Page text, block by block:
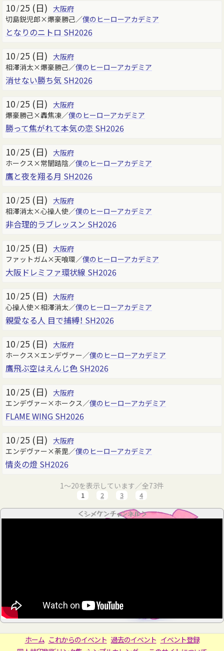
10 /25 (日) 大阪府
切島鋭児郎×爆豪勝己／僕のヒーローアカデミア
となりのニトロ SH2026
10 /25 (日) 大阪府
相澤消太×爆豪勝己／僕のヒーローアカデミア
消せない勝ち気 SH2026
10 /25 (日) 大阪府
爆豪勝己×轟焦凍／僕のヒーローアカデミア
勝って焦がれて本気の恋 SH2026
10 /25 (日) 大阪府
ホークス×常闇踏陰／僕のヒーローアカデミア
鷹と夜を翔る月 SH2026
10 /25 (日) 大阪府
相澤消太×心操人使／僕のヒーローアカデミア
非合理的ラブレッスン SH2026
10 /25 (日) 大阪府
ファットガム×天喰環／僕のヒーローアカデミア
大阪ドレミファ環状線 SH2026
10 /25 (日) 大阪府
心操人使×相澤消太／僕のヒーローアカデミア
親愛なる人 目で捕縛！ SH2026
10 /25 (日) 大阪府
ホークス×エンデヴァー／僕のヒーローアカデミア
鷹飛ぶ空はえんじ色 SH2026
10 /25 (日) 大阪府
エンデヴァー×ホークス／僕のヒーローアカデミア
FLAME WING SH2026
10 /25 (日) 大阪府
エンデヴァー×荼毘／僕のヒーローアカデミア
情炎の燈 SH2026
1～20を表示しています／全73件
1 2 3 4
＜シメケンチャンネル＞
ホーム これからのイベント 過去のイベント イベント登録